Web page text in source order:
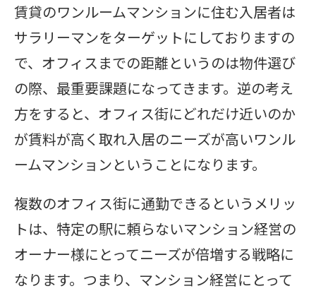
賃貸のワンルームマンションに住む入居者は
サラリーマンをターゲットにしておりますの
で、オフィスまでの距離というのは物件選び
の際、最重要課題になってきます。逆の考え
方をすると、オフィス街にどれだけ近いのか
が賃料が高く取れ入居のニーズが高いワンル
ームマンションということになります。
複数のオフィス街に通勤できるというメリッ
トは、特定の駅に頼らないマンション経営の
オーナー様にとってニーズが倍増する戦略に
なります。つまり、マンション経営にとって